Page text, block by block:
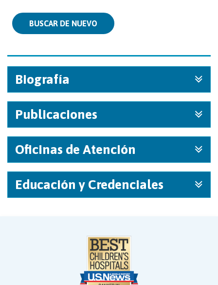
BUSCAR DE NUEVO
Biografía
Publicaciones
Oficinas de Atención
Educación y Credenciales